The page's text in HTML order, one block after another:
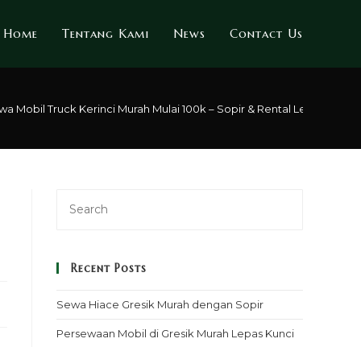
Home Tentang Kami News Contact Us
Mobil Truck Kerinci Murah Mulai 100k – Sopir & Rental Lepas Kunci
Recent Posts
Sewa Hiace Gresik Murah dengan Sopir
Persewaan Mobil di Gresik Murah Lepas Kunci